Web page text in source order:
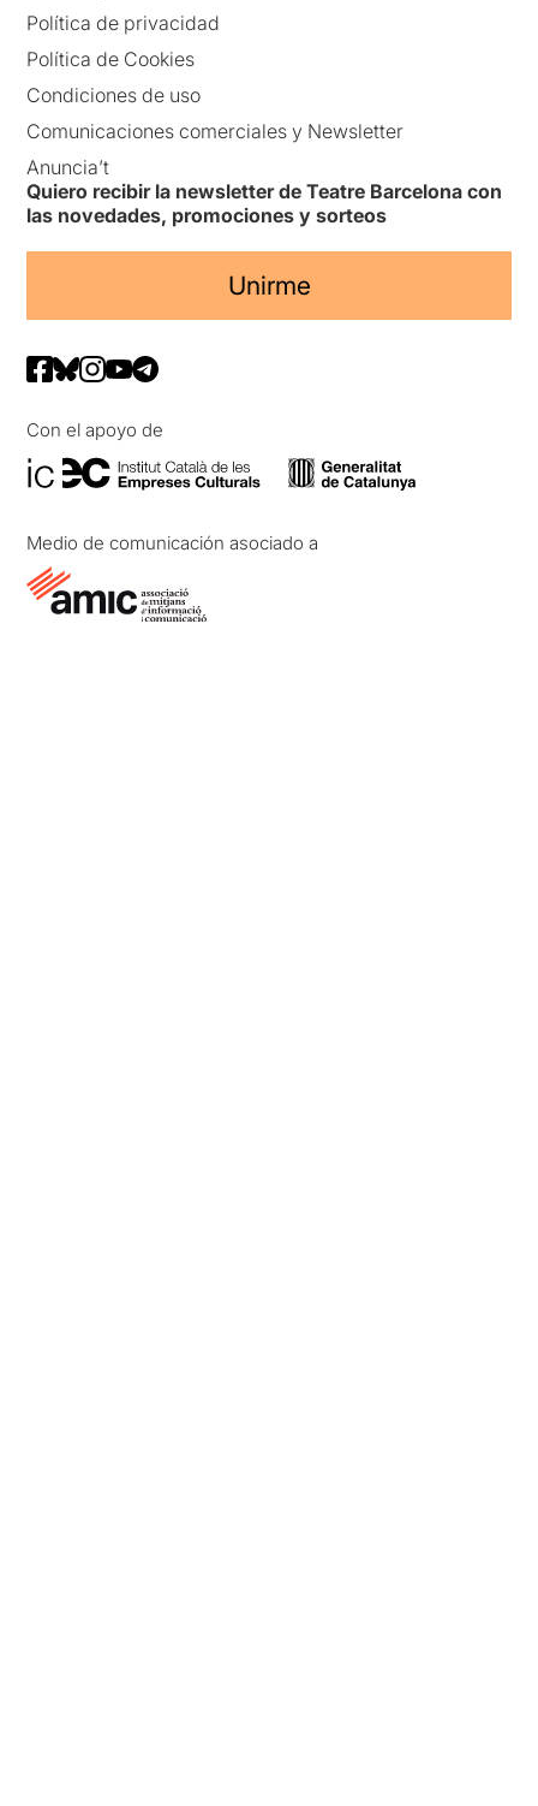
Política de privacidad
Política de Cookies
Condiciones de uso
Comunicaciones comerciales y Newsletter
Anuncia’t
Quiero recibir la newsletter de Teatre Barcelona con
las novedades, promociones y sorteos
Unirme
Con el apoyo de
Medio de comunicación asociado a